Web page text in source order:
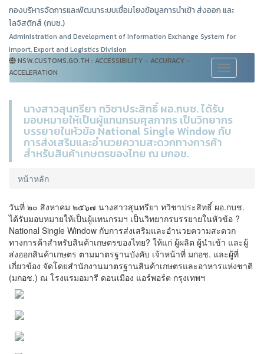
กองบริหารจัดการและพัฒนาระบบเชื่อมโยงข้อมูลการนำเข้า ส่งออก และ
โลจิสติกส์ (กบช.)
Administration and Development of Information Exchange System for
Import, Export and Logistics Division
NSW.CUSTOMS.GO.TH : ACCESSIBILITY - ACCURACY -
ACCELERATION
Toggle
navigation
นางสาวสุนทรียา ทวิชาประสิทธิ์ ผอ.กบช. ได้รับ
มอบหมายให้เป็นผู้แทนกรมศุลกากร เป็นวิทยากร
บรรยายในหัวข้อ National Single Window กับ
การส่งเสริมและอำนวยความสะดวกทางการค้า
สำหรับสินค้าเกษตรของไทย ณ มกอช.
หน้าหลัก
วันที่ ๒๐ สิงหาคม ๒๕๖๗ นางสาวสุนทรียา ทวิชาประสิทธิ์ ผอ.กบช.
ได้รับมอบหมายให้เป็นผู้แทนกรมฯ เป็นวิทยากรบรรยายในหัวข้อ ?
National Single Window กับการส่งเสริมและอำนวยความสะดวก
ทางการค้าสำหรับสินค้าเกษตรของไทย? ให้แก่ ผู้ผลิต ผู้นำเข้า และผู้
ส่งออกสินค้าเกษตร ตามมาตรฐานบังคับ เจ้าหน้าที่ มกอช. และผู้ที่
เกี่ยวข้อง จัดโดยสำนักงานมาตรฐานสินค้าเกษตรและอาหารแห่งชาติ
(มกอช.) ณ โรงแรมอมารี ดอนเมือง แอร์พอร์ต กรุงเทพฯ